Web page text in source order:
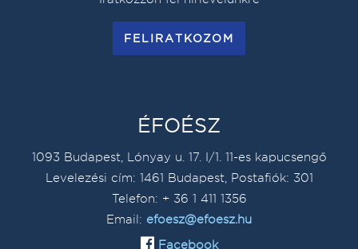
FELIRATKOZOM
ÉFOÉSZ
1093 Budapest, Lónyay u. 17. I/1. 11-es kapucsengő
Levelezési cím: 1461 Budapest, Postafiók: 301
Telefon: + 36 1 411 1356
Email: efoesz@efoesz.hu
Facebook